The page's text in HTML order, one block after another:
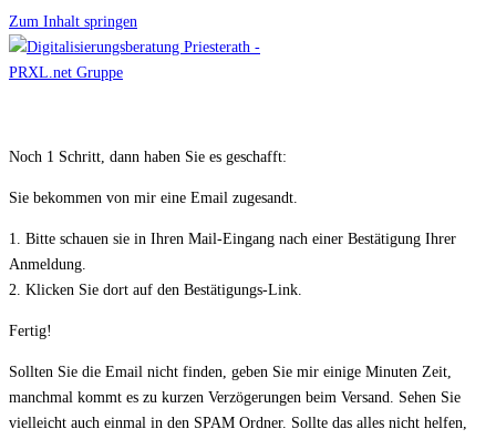
Zum Inhalt springen
Noch 1 Schritt, dann haben Sie es geschafft:
Sie bekommen von mir eine Email zugesandt.
1. Bitte schauen sie in Ihren Mail-Eingang nach einer Bestätigung Ihrer
Anmeldung.
2. Klicken Sie dort auf den Bestätigungs-Link.
Fertig!
Sollten Sie die Email nicht finden, geben Sie mir einige Minuten Zeit,
manchmal kommt es zu kurzen Verzögerungen beim Versand. Sehen Sie
vielleicht auch einmal in den SPAM Ordner. Sollte das alles nicht helfen,